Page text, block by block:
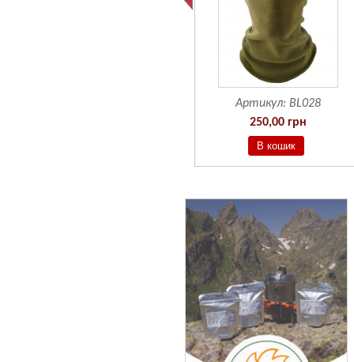
Артикул: BL028
250,00 грн